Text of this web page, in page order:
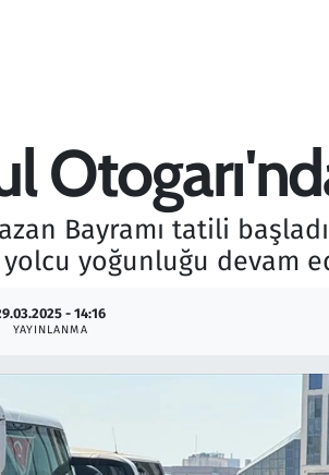
Bayramı tatili
yoğunluğu devam
- 14:16
YAYINLANMA